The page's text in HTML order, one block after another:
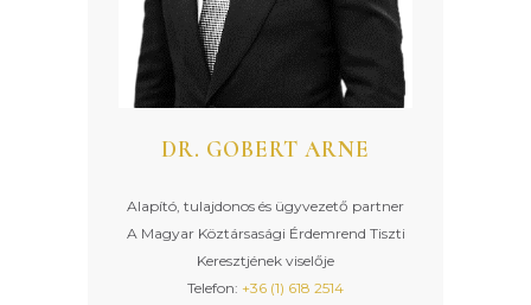
DR. GOBERT ARNE
Alapító, tulajdonos és ügyvezető partner
A Magyar Köztársasági Érdemrend Tiszti
Keresztjének viselője
Telefon: +36 (1) 618 2514